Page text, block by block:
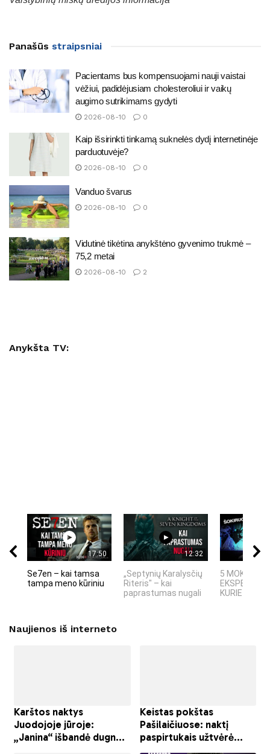
Panašūs straipsniai
Pacientams bus kompensuojami nauji vaistai
vėžiui, padidėjusiam cholesteroliui ir vaikų
augimo sutrikimams gydyti
2026-08-10 0
Kaip išsirinkti tinkamą suknelės dydį internetinėje
parduotuvėje?
2026-08-10 0
Vanduo švarus
2026-08-10 0
Vidutinė tikėtina anykštėno gyvenimo trukmė –
75,2 metai
2026-08-10 2
Anykšta TV:
17:50
Se7en – kai tamsa
tampa meno kūriniu
12:32
„Septynių Karalysčių
Riteris" – kai
paprastumas nugali
5 MOKSLINIAI
KURIE
Naujienos iš interneto